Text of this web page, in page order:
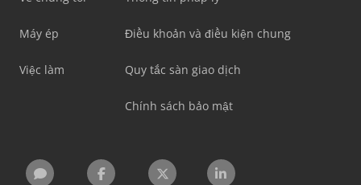
Máy ép
Việc làm
Điều khoản và điều kiện chung
Quy tắc sàn giao dịch
Chính sách bảo mật